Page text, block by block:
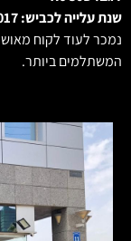
שנת עלייה לכביש: 2017
נמכר לעוד לקוח
המשתלמים ביותר.